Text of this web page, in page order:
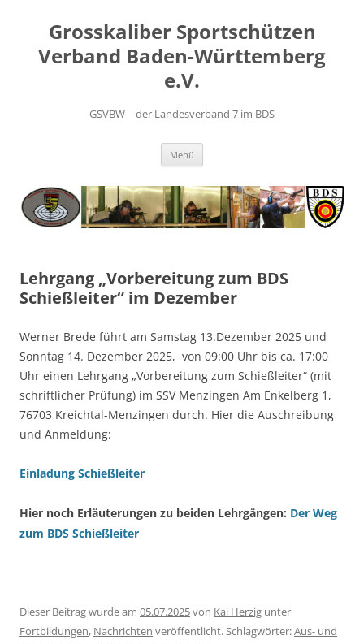
springenGrosskaliber Sportschützen
Verband Baden-Württemberg
e.V.
GSVBW – der Landesverband 7 im BDS
Menü
Lehrgang „Vorbereitung zum BDS
Schießleiter“ im Dezember
Werner Brede führt am Samstag 13.Dezember 2025 und
Sonntag 14. Dezember 2025, von 09:00 Uhr bis ca. 17:00
Uhr einen Lehrgang „Vorbereitung zum Schießleiter“ (mit
schriftlicher Prüfung) im SSV Menzingen Am Enkelberg 1,
76703 Kreichtal-Menzingen durch. Hier die Auschreibung
und Anmeldung:
Einladung Schießleiter
Hier noch Erläuterungen zu beiden Lehrgängen: Der Weg
zum BDS Schießleiter
Dieser Beitrag wurde am 05.07.2025von Kai Herzig unter
Fortbildungen, Nachrichten veröffentlicht. Schlagwörter:Aus- und